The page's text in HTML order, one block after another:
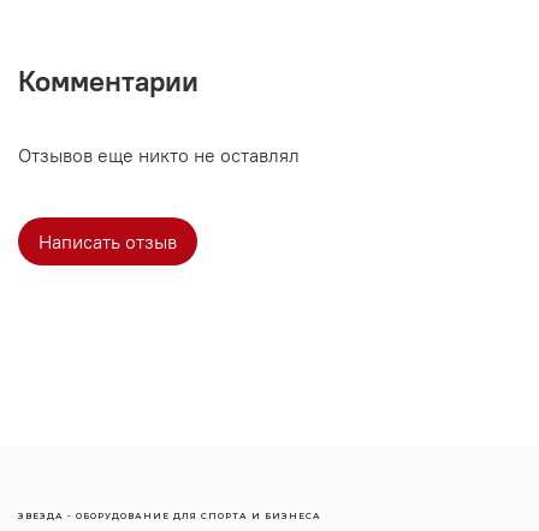
Комментарии
Отзывов еще никто не оставлял
Написать отзыв
ЗВЕЗДА - ОБОРУДОВАНИЕ ДЛЯ СПОРТА И БИЗНЕСА